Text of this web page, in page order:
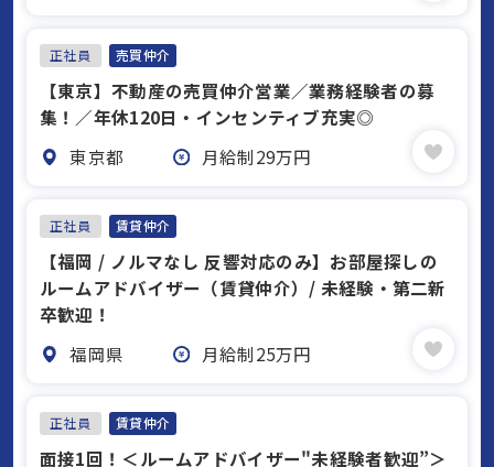
正社員 売買仲介
【東京】不動産の売買仲介営業／業務経験者の募
集！／年休120日・インセンティブ充実◎
東京都
月給制29万円
正社員 賃貸仲介
【福岡 / ノルマなし 反響対応のみ】お部屋探しの
ルームアドバイザー（賃貸仲介）/ 未経験・第二新
卒歓迎！
福岡県
月給制25万円
正社員 賃貸仲介
面接1回！＜ルームアドバイザー"未経験者歓迎”＞